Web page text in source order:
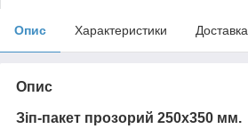
Опис Характеристики Доставка
Опис
Зіп-пакет прозорий 250х350 мм.